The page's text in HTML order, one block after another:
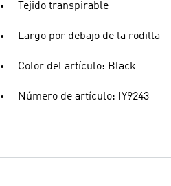
Tejido transpirable
Largo por debajo de la rodilla
Color del artículo: Black
Número de artículo: IY9243